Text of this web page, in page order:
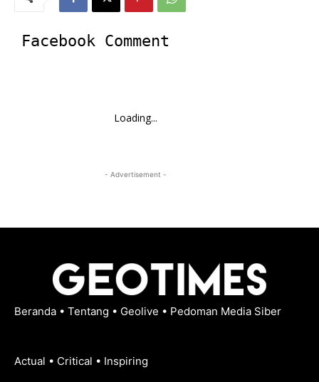
Facebook Comment
Loading...
- Advertisement -
Beranda • Tentang • Geolive • Pedoman Media Siber
Actual • Critical • Inspiring